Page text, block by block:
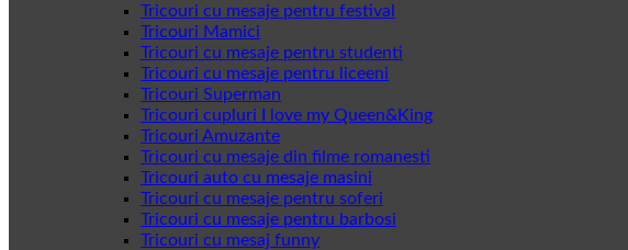
Tricouri cu mesaje pentru festival
Tricouri Mamici
Tricouri cu mesaje pentru studenti
Tricouri cu mesaje pentru liceeni
Tricouri Superman
Tricouri cupluri I love my Queen&King
Tricouri Amuzante
Tricouri cu mesaje din filme romanesti
Tricouri auto cu mesaje masini
Tricouri cu mesaje pentru soferi
Tricouri cu mesaje pentru barbosi
Tricouri cu mesaj funny